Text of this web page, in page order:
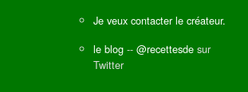
Je veux contacter le créateur.
le blog -- @recettesde sur
Twitter